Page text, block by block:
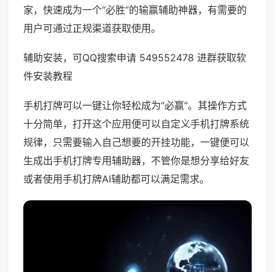
家，快速成为一个“必胜”的输赢辅助神器，有需要的
用户可通过正规渠道获取使用。
辅助安装，可QQ搜索申请 549552478 进群获取软
件安装教程
手机打牌可以一键让你轻松成为“必赢”。其操作方式
十分简单，打开这个应用便可以自定义手机打牌系统
规律，只需要输入自己想要的开挂功能，一键便可以
生成出手机打牌专用辅助器，不管你是想分享给好友
或者使用手机打牌AI辅助都可以满足需求。